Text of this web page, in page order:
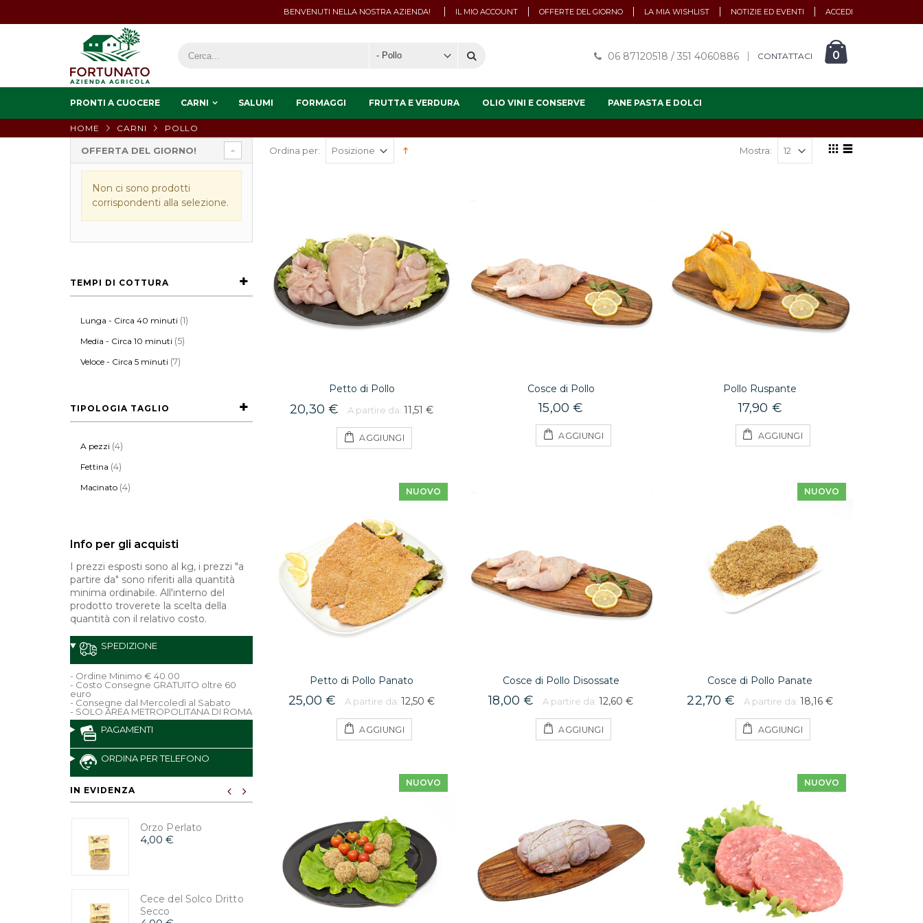
IL MIO ACCOUNT OFFERTE DEL GIORNO LA MIA WISHLIST NOTIZIE ED EVENTI ACCEDI
BENVENUTI NELLA NOSTRA AZIENDA!
06 87120518 / 351 4060886 CONTATTACI 0
PRONTI A CUOCERE CARNI SALUMI FORMAGGI FRUTTA E VERDURA OLIO VINI E CONSERVE PANE PASTA E DOLCI
HOME CARNI POLLO
Ordina per: Mostra:
Petto di Pollo
20,30 € A partire da: 11,51 €
AGGIUNGI
Cosce di Pollo
15,00 €
AGGIUNGI
Pollo Ruspante
17,90 €
AGGIUNGI
NUOVO
Petto di Pollo Panato
25,00 € A partire da: 12,50 €
AGGIUNGI
Cosce di Pollo Disossate
18,00 € A partire da: 12,60 €
AGGIUNGI
NUOVO
Cosce di Pollo Panate
22,70 € A partire da: 18,16 €
AGGIUNGI
NUOVO NUOVO
OFFERTA DEL GIORNO!
Non ci sono prodotti
corrispondenti alla selezione.
TEMPI DI COTTURA
Lunga - Circa 40 minuti (1)
Media - Circa 10 minuti (5)
Veloce - Circa 5 minuti (7)
TIPOLOGIA TAGLIO
A pezzi (4)
Fettina (4)
Macinato (4)
Info per gli acquisti
I prezzi esposti sono al kg, i prezzi "a
partire da" sono riferiti alla quantità
minima ordinabile. All'interno del
prodotto troverete la scelta della
quantità con il relativo costo.
SPEDIZIONE
- Ordine Minimo € 40.00
- Costo Consegne GRATUITO oltre 60
euro
- Consegne dal Mercoledì al Sabato
- SOLO AREA METROPOLITANA DI ROMA
PAGAMENTI
ORDINA PER TELEFONO
IN EVIDENZA
Orzo Perlato
4,00 €
Cece del Solco Dritto
Secco
Cosce di Pollo Panate
22,70 €
A partire da: 18,16 €
Funghi Porcini Secchi
7,00 €